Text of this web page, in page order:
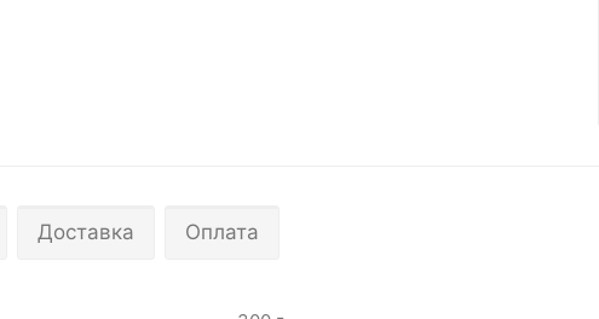
Доставка Оплата